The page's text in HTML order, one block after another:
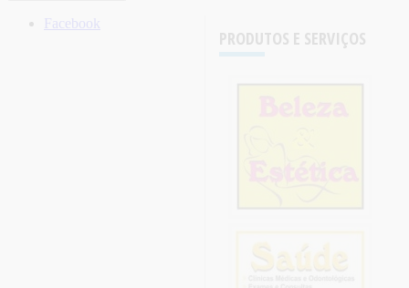
PRODUTOS E SERVIÇOS
Facebook